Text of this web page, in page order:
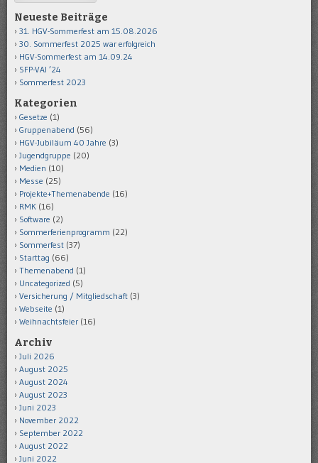
Neueste Beiträge
31. HGV-Sommerfest am 15.08.2026
30. Sommerfest 2025 war erfolgreich
HGV-Sommerfest am 14.09.24
SFP-VAI ’24
Sommerfest 2023
Kategorien
Gesetze (1)
Gruppenabend (56)
HGV-Jubiläum 40 Jahre (3)
Jugendgruppe (20)
Medien (10)
Messe (25)
Projekte+Themenabende (16)
RMK (16)
Software (2)
Sommerferienprogramm (22)
Sommerfest (37)
Starttag (66)
Themenabend (1)
Uncategorized (5)
Versicherung / Mitgliedschaft (3)
Webseite (1)
Weihnachtsfeier (16)
Archiv
Juli 2026
August 2025
August 2024
August 2023
Juni 2023
November 2022
September 2022
August 2022
Juni 2022